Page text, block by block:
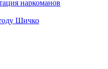
наркоманов
Шичко